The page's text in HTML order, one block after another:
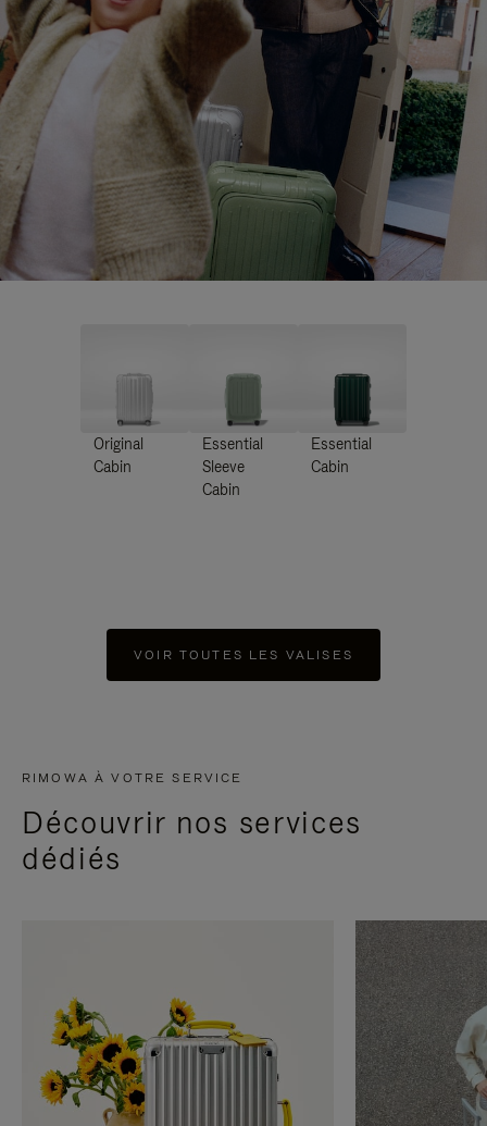
Original
Cabin
Essential
Sleeve
Cabin
Essential
Cabin
VOIR TOUTES LES VALISES
RIMOWA À VOTRE SERVICE
Découvrir nos services
dédiés